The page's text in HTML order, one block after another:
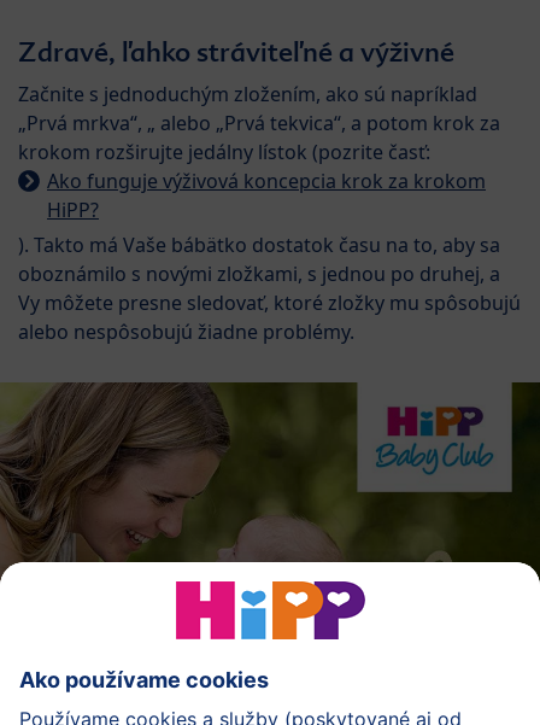
Zdravé, ľahko stráviteľné a výživné
Začnite s jednoduchým zložením, ako sú napríklad
„Prvá mrkva“, „ alebo „Prvá tekvica“, a potom krok za
krokom rozširujte jedálny lístok (pozrite časť:
Ako funguje výživová koncepcia krok za krokom
HiPP?
). Takto má Vaše bábätko dostatok času na to, aby sa
oboznámilo s novými zložkami, s jednou po druhej, a
Vy môžete presne sledovať, ktoré zložky mu spôsobujú
alebo nespôsobujú žiadne problémy.